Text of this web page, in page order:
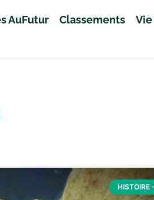
AuFutur Classements
HISTOIRE